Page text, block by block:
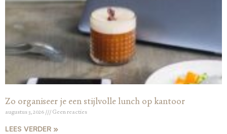
Zo organiseer je een stijlvolle lunch op kantoor
augustus 3, 2026 Geen reacties
LEES VERDER »